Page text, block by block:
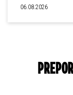
06.08.2026